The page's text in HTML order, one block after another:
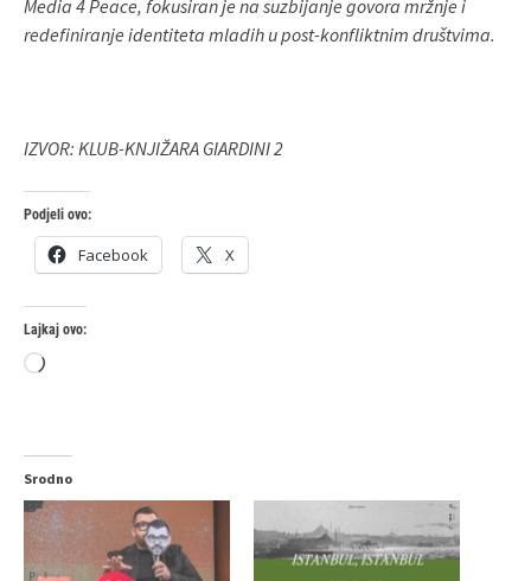
Media 4 Peace, fokusiran je na suzbijanje govora mržnje i
redefiniranje identiteta mladih u post-konfliktnim društvima.
IZVOR: KLUB-KNJIŽARA GIARDINI 2
Podjeli ovo:
Facebook X
Lajkaj ovo:
Loading…
Srodno